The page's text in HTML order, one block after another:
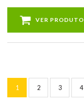
VER PRODUTO
1 2 3 4